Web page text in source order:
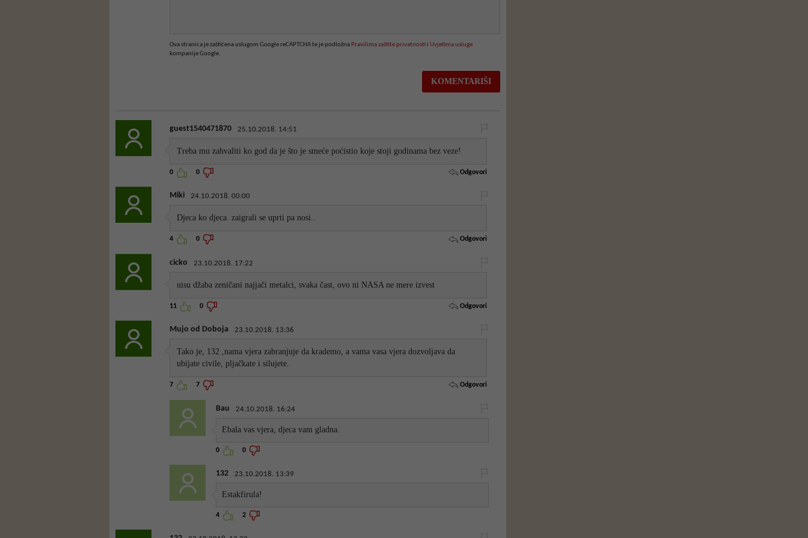
Ova stranica je zaštićena uslugom Google reCAPTCHA te je podložna Pravilima zaštite privatnostii Uvjetima usluge
kompanije Google.
guest1540471870 25.10.2018. 14:51
Treba mu zahvaliti ko god da je što je smeće poćistio koje stoji godinama bez veze!
0 0 Odgovori
Miki 24.10.2018. 00:00
Djeca ko djeca. zaigrali se uprti pa nosi..
4 0 Odgovori
cicko 23.10.2018. 17:22
nisu džaba zeničani najjači metalci, svaka čast, ovo ni NASA ne mere izvest
11 0 Odgovori
Mujo od Doboja 23.10.2018. 13:36
Tako je, 132 ,nama vjera zabranjuje da krademo, a vama vasa vjera dozvoljava da
ubijate civile, pljačkate i silujete.
7 7 Odgovori
Bau 24.10.2018. 16:24
Ebala vas vjera, djeca vam gladna.
0 0
132 23.10.2018. 13:39
Estakfirula!
4 2